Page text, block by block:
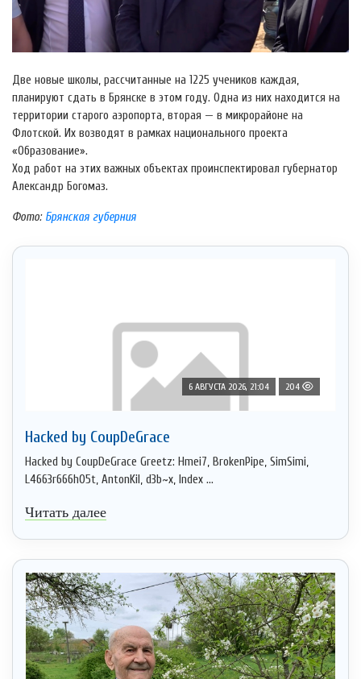
Две новые школы, рассчитанные на 1225 учеников каждая,
планируют сдать в Брянске в этом году. Одна из них находится на
территории старого аэропорта, вторая — в микрорайоне на
Флотской. Их возводят в рамках национального проекта
«Образование».
Ход работ на этих важных объектах проинспектировал губернатор
Александр Богомаз.
Фото: Брянская губерния
6 АВГУСТА 2026, 21:04 204
Hacked by CoupDeGrace
Hacked by CoupDeGrace Greetz: Hmei7, BrokenPipe, SimSimi,
L4663r666h05t, AntonKil, d3b~x, Index ...
Читать далее